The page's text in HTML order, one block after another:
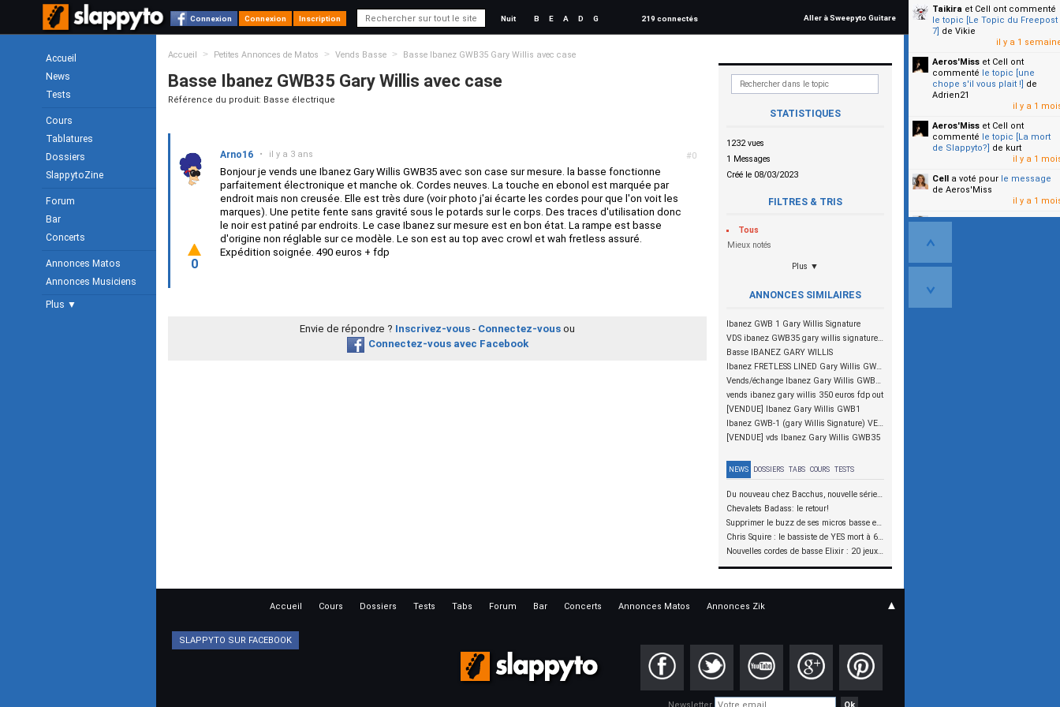
Connexion Connexion Inscription Nuit B E A D G 219 connectés Aller à Sweepyto Guitare
Accueil
News
Tests
Cours
Tablatures
Dossiers
SlappytoZine
Forum
Bar
Concerts
Annonces Matos
Annonces Musiciens
Plus ▼
Accueil > Petites Annonces de Matos > Vends Basse > Basse Ibanez GWB35 Gary Willis avec case
Basse Ibanez GWB35 Gary Willis avec case
Référence du produit: Basse électrique
STATISTIQUES
1232 vues
1 Messages
Créé le 08/03/2023
FILTRES & TRIS
Tous
Mieux notés
Plus ▼
ANNONCES SIMILAIRES
Ibanez GWB 1 Gary Willis Signature
VDS ibanez GWB35 gary willis signature 400 €
Basse IBANEZ GARY WILLIS
Ibanez FRETLESS LINED Gary Willis GWB35 + preamp NOLL + étui Ibanez
Vends/échange Ibanez Gary Willis GWB35 FRETLESS - 5 cordes / lined (550euros en étui)
vends ibanez gary willis 350 euros fdp out
[VENDUE] Ibanez Gary Willis GWB1
Ibanez GWB-1 (gary Willis Signature) VENDUE!!!
[VENDUE] vds Ibanez Gary Willis GWB35
NEWS DOSSIERS TABS COURS TESTS
Du nouveau chez Bacchus, nouvelle série SCD
Chevalets Badass: le retour!
Supprimer le buzz de ses micros basse en reliant les aimants à la masse
Chris Squire : le bassiste de YES mort à 67 ans
Nouvelles cordes de basse Elixir : 20 jeux à tester !
#0
Arno16 • il y a 3 ans
Bonjour je vends une Ibanez Gary Willis GWB35 avec son case sur mesure. la basse fonctionne
parfaitement électronique et manche ok. Cordes neuves. La touche en ebonol est marquée par
endroit mais non creusée. Elle est très dure (voir photo j'ai écarte les cordes pour que l'on voit les
marques). Une petite fente sans gravité sous le potards sur le corps. Des traces d'utilisation donc
le noir est patiné par endroits. Le case Ibanez sur mesure est en bon état. La rampe est basse
d'origine non réglable sur ce modèle. Le son est au top avec crowl et wah fretless assuré.
Expédition soignée. 490 euros + fdp
0
Envie de répondre ? Inscrivez-vous - Connectez-vous ou
Connectez-vous avec Facebook
Taikira et Cell ont commenté
le topic [Le Topic du Freepost
7] de Vikie
il y a 1
Aeros'Miss et Cell ont
commenté le topic [une
chope s'il vous plait !] de
Adrien21
il y a 1
Aeros'Miss et Cell ont
commenté le topic [La mort
de Slappyto?] de kurt
il y a 1
Cell a voté pour le message
de Aeros'Miss
il y a 1
Cella voté pourle message
Accueil Cours Dossiers Tests Tabs Forum Bar Concerts Annonces Matos Annonces Zik ▲
SLAPPYTO SUR FACEBOOK